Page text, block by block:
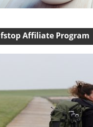
fstop Affiliate Program